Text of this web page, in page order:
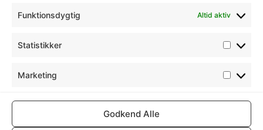
Funktionsdygtig Altid aktiv
Statistikker
Marketing
Godkend Alle
15. april 2026
oliepriser, ser Kroghs Beton & Mørtel